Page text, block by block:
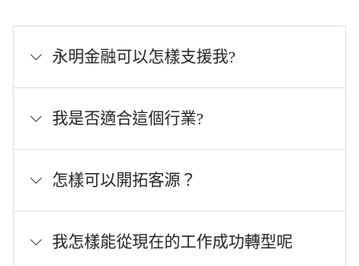
永明金融可以怎樣支援我?
我是否適合這個行業?
怎樣可以開拓客源？
我怎樣能從現在的工作成功轉型呢